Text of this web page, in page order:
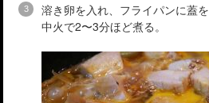
溶き卵を入れ、フライパンに蓋
中火で2〜3分ほど煮る。